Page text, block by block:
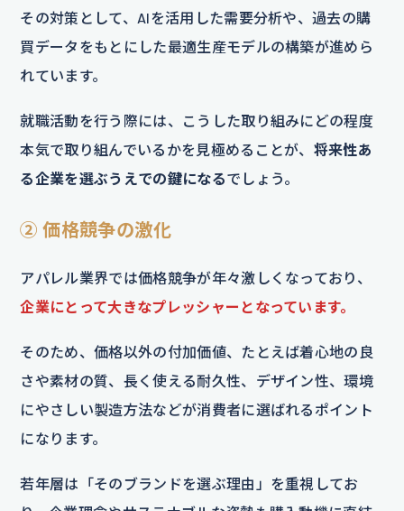
その対策として、AIを活用した需要分析や、過去の購
買データをもとにした最適生産モデルの構築が進めら
れています。
就職活動を行う際には、こうした取り組みにどの程度
本気で取り組んでいるかを見極めることが、 将来性あ
る企業を選ぶうえでの鍵になるでしょう。
② 価格競争の激化
アパレル業界では価格競争が年々激しくなっており、
企業にとって大きなプレッシャーとなっています。
そのため、価格以外の付加価値、たとえば着心地の良
さや素材の質、長く使える耐久性、デザイン性、環境
にやさしい製造方法などが消費者に選ばれるポイント
になります。
若年層は「そのブランドを選ぶ理由」を重視してお